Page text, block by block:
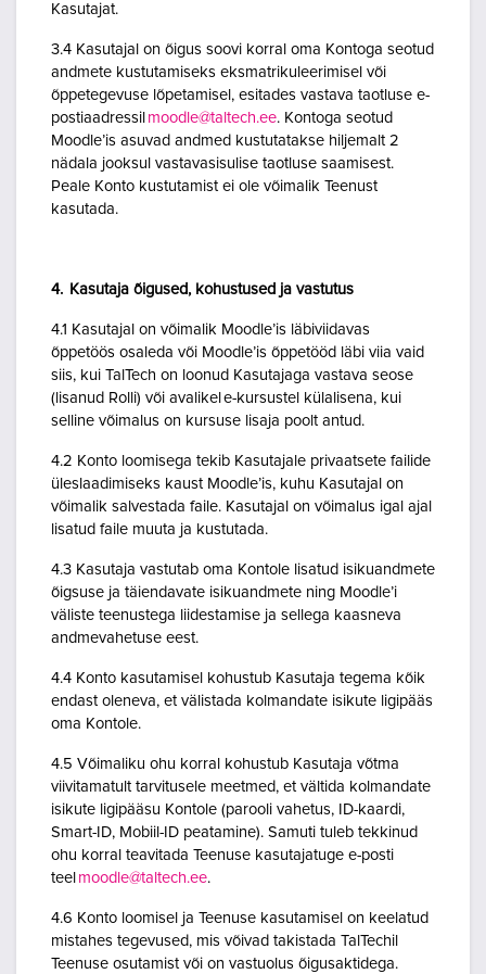
Kasutajat.
3.4 Kasutajal on õigus soovi korral oma Kontoga seotud
andmete kustutamiseks eksmatrikuleerimisel või
õppetegevuse lõpetamisel, esitades vastava taotluse e-
postiaadressil moodle@taltech.ee. Kontoga seotud
Moodle’is asuvad andmed kustutatakse hiljemalt 2
nädala jooksul vastavasisulise taotluse saamisest.
Peale Konto kustutamist ei ole võimalik Teenust
kasutada.
4. Kasutaja õigused, kohustused ja vastutus
4.1 Kasutajal on võimalik Moodle’is läbiviidavas
õppetöös osaleda või Moodle’is õppetööd läbi viia vaid
siis, kui TalTech on loonud Kasutajaga vastava seose
(lisanud Rolli) või avalikel e-kursustel külalisena, kui
selline võimalus on kursuse lisaja poolt antud.
4.2 Konto loomisega tekib Kasutajale privaatsete failide
üleslaadimiseks kaust Moodle’is, kuhu Kasutajal on
võimalik salvestada faile. Kasutajal on võimalus igal ajal
lisatud faile muuta ja kustutada.
4.3 Kasutaja vastutab oma Kontole lisatud isikuandmete
õigsuse ja täiendavate isikuandmete ning Moodle’i
väliste teenustega liidestamise ja sellega kaasneva
andmevahetuse eest.
4.4 Konto kasutamisel kohustub Kasutaja tegema kõik
endast oleneva, et välistada kolmandate isikute ligipääs
oma Kontole.
4.5 Võimaliku ohu korral kohustub Kasutaja võtma
viivitamatult tarvitusele meetmed, et vältida kolmandate
isikute ligipääsu Kontole (parooli vahetus, ID-kaardi,
Smart-ID, Mobiil-ID peatamine). Samuti tuleb tekkinud
ohu korral teavitada Teenuse kasutajatuge e-posti
teel moodle@taltech.ee.
4.6 Konto loomisel ja Teenuse kasutamisel on keelatud
mistahes tegevused, mis võivad takistada TalTechil
Teenuse osutamist või on vastuolus õigusaktidega.